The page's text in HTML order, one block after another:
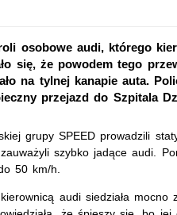
osobowe audi, którego
się, że powodem tego
na tylnej kanapie auta.
przejazd do Szpitala
grupy SPEED prowadzili
szybko jadące audi.
50 km/h.
audi siedziała mocno